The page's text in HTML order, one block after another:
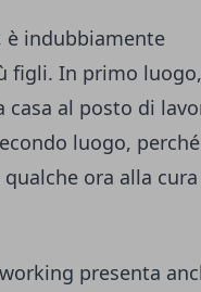
è indubbiamente
figli. In primo luogo,
al posto di
luogo,
ora alla
presenta